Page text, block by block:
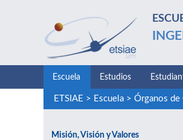
Escuela Estudios
ETSIAE > Escuela> Órganos de
Misión, Visión y Valores